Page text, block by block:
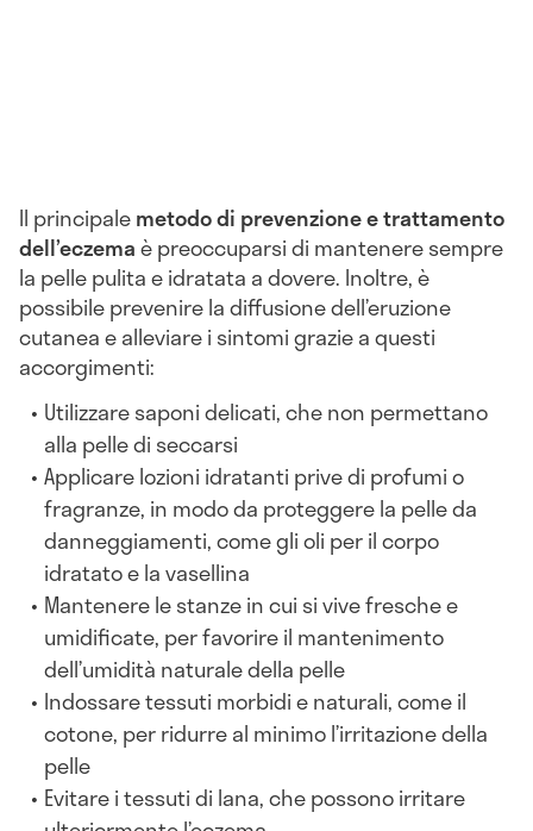
Il principalemetodo di prevenzione e trattamento
dell’eczemaè preoccuparsi di mantenere sempre
la pelle pulita e idratata a dovere. Inoltre, è
possibile prevenire la diffusione dell’eruzione
cutanea e alleviare i sintomi grazie a questi
accorgimenti:
Utilizzare saponi delicati, che non permettano
alla pelle di seccarsi
Applicare lozioni idratanti prive di profumi o
fragranze, in modo da proteggere la pelle da
danneggiamenti, come gli oli per il corpo
idratato e la vasellina
Mantenere le stanze in cui si vive fresche e
umidificate, per favorire il mantenimento
dell’umidità naturale della pelle
Indossare tessuti morbidi e naturali, come il
cotone, per ridurre al minimo l’irritazione della
pelle
Evitare i tessuti di lana, che possono irritare